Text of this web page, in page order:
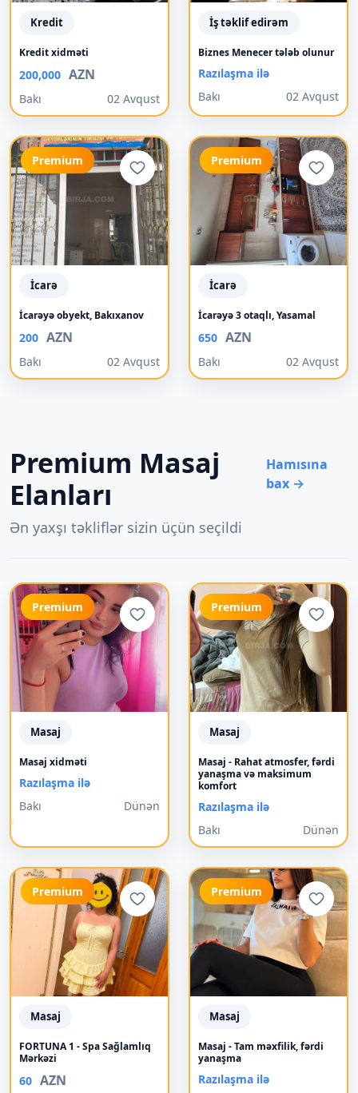
Kredit
Kredit xidməti
200,000 AZN
Bakı 02 Avqust
İş təklif edirəm
Biznes Menecer tələb olunur
Razılaşma ilə
Bakı
02 Avqust
Premium
İcarə
İcarəyə obyekt, Bakıxanov
200 AZN
Bakı 02 Avqust
Premium
İcarə
İcarəyə 3 otaqlı, Yasamal
650 AZN
Bakı 02 Avqust
Premium Masaj
Elanları
Ən yaxşı təkliflər sizin üçün seçildi
Hamısına
bax →
Premium
Masaj
Masaj xidməti
Razılaşma ilə
Bakı
Dünən
Premium
Masaj
Masaj - Rahat atmosfer, fərdi
yanaşma və maksimum
komfort
Razılaşma ilə
Bakı
Dünən
Premium
Masaj
FORTUNA 1 - Spa Sağlamlıq
Mərkəzi
60 AZN
Premium
Masaj
Masaj - Tam məxfilik, fərdi
yanaşma
Razılaşma ilə